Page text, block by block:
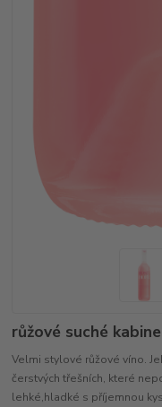
růžové suché
Velmi stylové růžové víno.
čerstvých třešních, které
lehké,hladké s příjemnou